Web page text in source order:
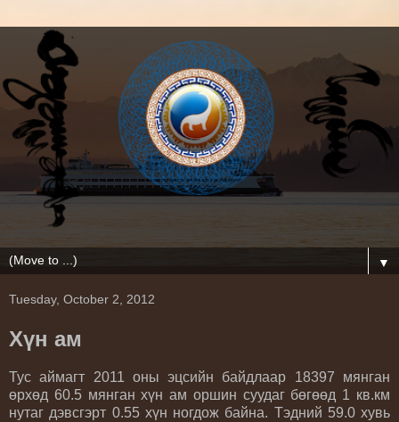
▼
Tuesday, October 2, 2012
Хүн ам
Тус аймагт 2011 оны эцсийн байдлаар 18397 мянган
өрхөд 60.5 мянган хүн ам оршин суудаг бөгөөд 1 кв.км
нутаг дэвсгэрт 0.55 хүн ногдож байна. Тэдний 59.0 хувь